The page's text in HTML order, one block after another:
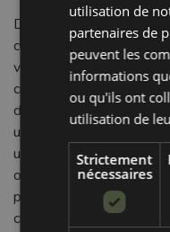
Découvrez le Tissu
coton très polyvalente.
verts sur un fond mint
créations. Grâce à sa
doux, respirant et
usage agréable au
une largeur de 150 cm,
offre une belle tenue.
parfait pour la confection
chemises, jupes,
utilisation de
partenaires de
peuvent les
informations
ou qu'ils ont
utilisation de
Strictement
nécessaires